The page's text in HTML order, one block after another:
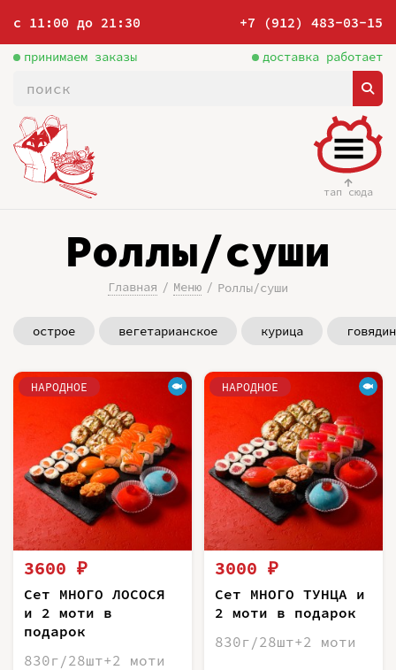
с 11:00 до 21:30 +7 (912) 483-03-15
принимаем заказы доставка работает
тап сюда
Роллы/суши
Главная Меню Роллы/суши
острое вегетарианское курица
НАРОДНОЕ
3600 ₽
Сет МНОГО ЛОСОСЯ
и 2 моти в
подарок
830г/28шт+2 моти
НАРОДНОЕ
3000 ₽
Сет МНОГО ТУНЦА и
2 моти в подарок
830г/28шт+2 моти